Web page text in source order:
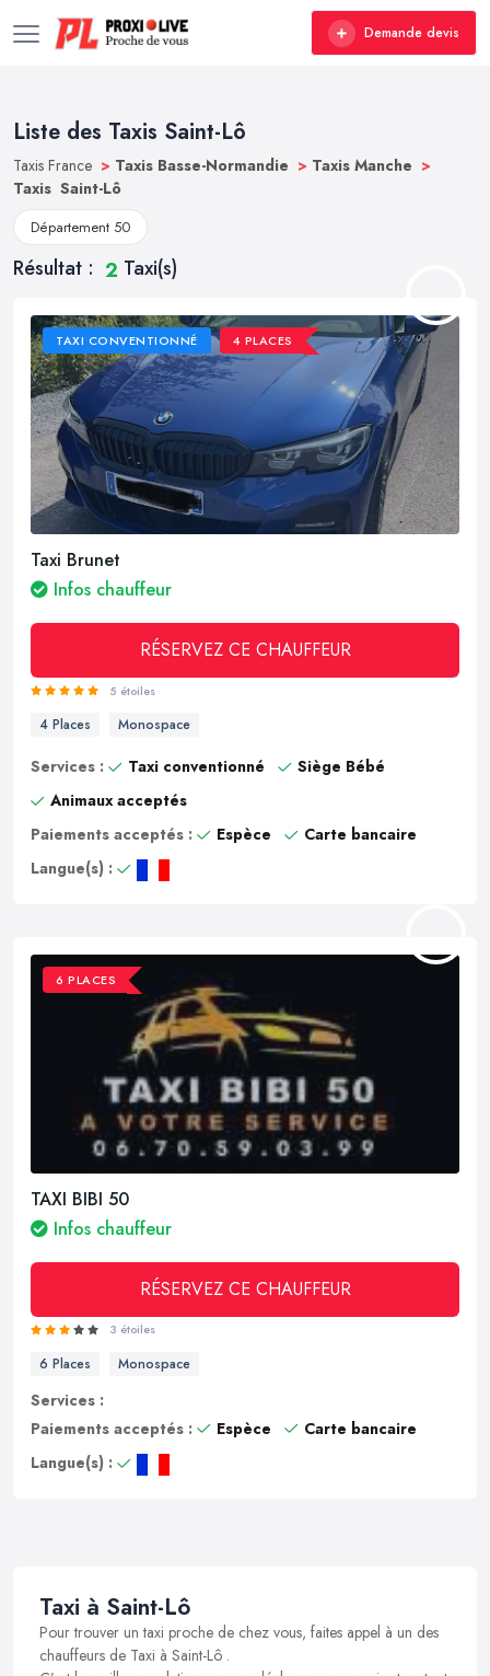
Demande devis
Liste des Taxis Saint-Lô
Taxis France > Taxis Basse-Normandie > Taxis Manche >
Taxis Saint-Lô
Département 50
Résultat : 2 Taxi(s)
TAXI CONVENTIONNÉ 4 PLACES
Taxi Brunet
Infos chauffeur
RÉSERVEZ CE CHAUFFEUR
5 étoiles
4 Places Monospace
Services : Taxi conventionné
Siège Bébé
Animaux acceptés
Paiements acceptés :
Espèce
Carte bancaire
Langue(s) :
6 PLACES
TAXI BIBI 50
Infos chauffeur
RÉSERVEZ CE CHAUFFEUR
3 étoiles
6 Places Monospace
Services :
Paiements acceptés :
Espèce
Carte bancaire
Langue(s) :
Taxi à Saint-Lô
Pour trouver un taxi proche de chez vous, faites appel à un des
chauffeurs de Taxi à Saint-Lô .